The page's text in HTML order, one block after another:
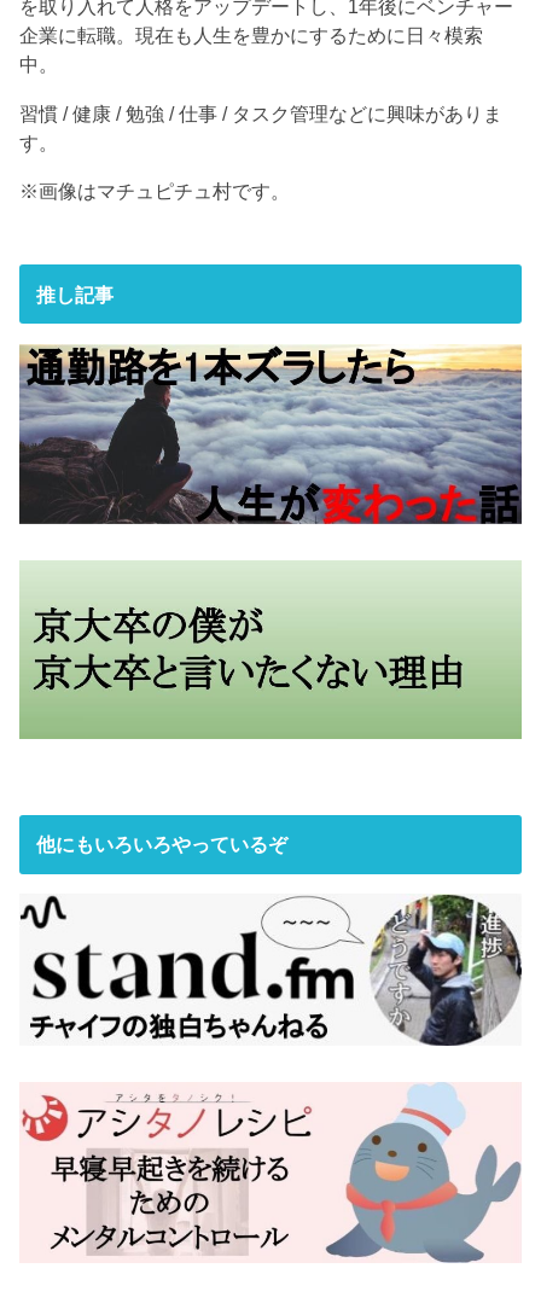
を取り入れて人格をアップデートし、1年後にベンチャー
企業に転職。現在も人生を豊かにするために日々模索
中。
習慣 / 健康 / 勉強 / 仕事 / タスク管理などに興味がありま
す。
※画像はマチュピチュ村です。
推し記事
他にもいろいろやっているぞ